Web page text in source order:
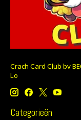
Crach Card Club bv
Lo
Categorieën